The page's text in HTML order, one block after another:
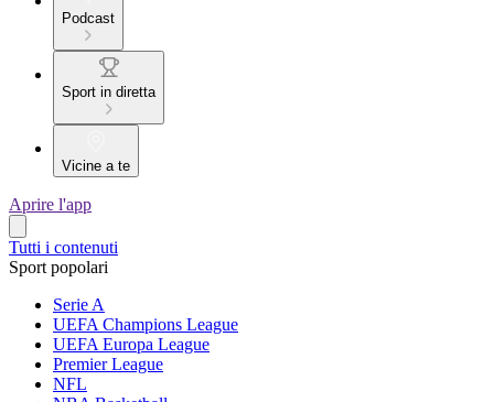
Podcast
Sport in diretta
Vicine a te
Aprire l'app
Tutti i contenuti
Sport popolari
Serie A
UEFA Champions League
UEFA Europa League
Premier League
NFL